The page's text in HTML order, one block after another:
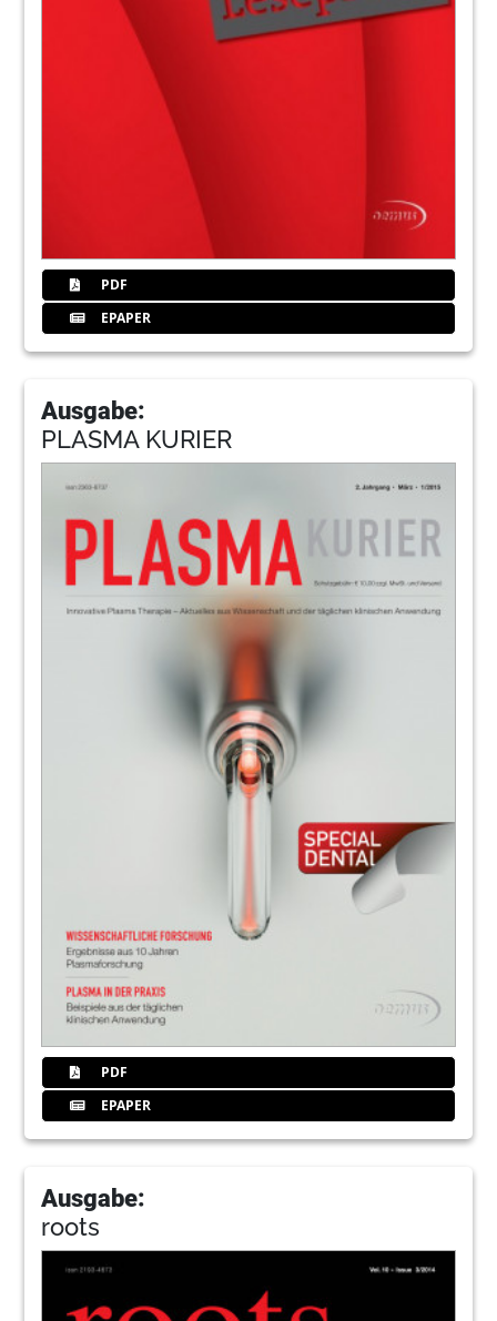
PDF
EPAPER
Ausgabe:
PLASMA KURIER
PDF
EPAPER
Ausgabe:
roots